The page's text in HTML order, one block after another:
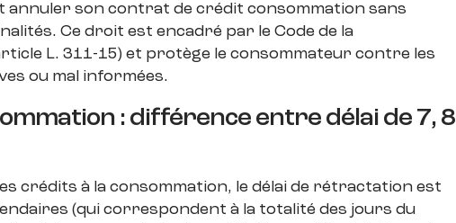
son contrat de crédit consommation sans
Ce droit est encadré par le Code de la
L. 311-15) et protège le consommateur contre les
ou mal informées.
: différence entre délai de 7, 8
crédits à la consommation, le délai de rétractation est
(qui correspondent à la totalité des jours du